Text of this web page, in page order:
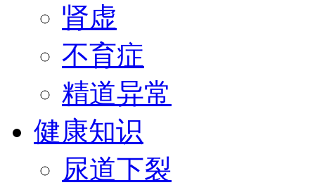
肾虚
不育症
精道异常
健康知识
尿道下裂